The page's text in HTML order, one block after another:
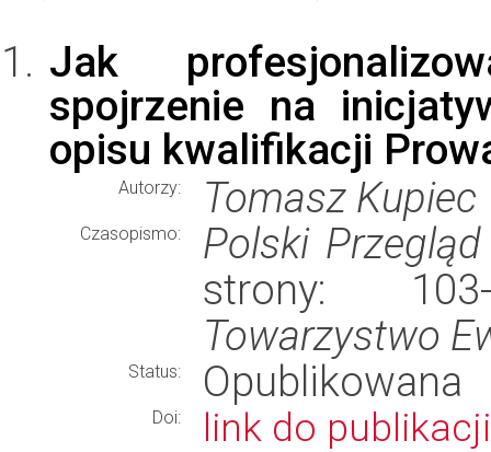
Jak
spojrzenie na
opisu kwalifikacji
Autorzy: Tomasz Kupiec
Czasopismo:
Polski
strony:
Towarzystwo
Status: Opublikowana
Doi: link do publikacji